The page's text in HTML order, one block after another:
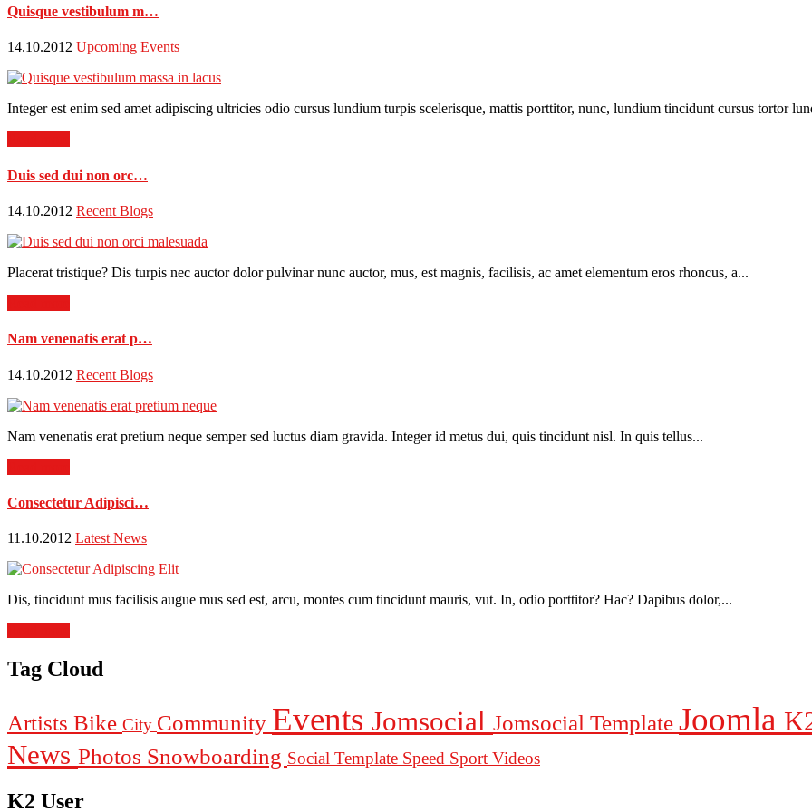
Quisque vestibulum m…
14.10.2012 Upcoming Events
Integer est enim sed amet adipiscing ultricies odio cursus lundium turpis scelerisque, mattis porttitor, nunc, lundium tincidunt cursus tortor
Duis sed dui non orc…
14.10.2012 Recent Blogs
Placerat tristique? Dis turpis nec auctor dolor pulvinar nunc auctor, mus, est magnis, facilisis, ac amet elementum eros rhoncus, a...
Nam venenatis erat p…
14.10.2012 Recent Blogs
Nam venenatis erat pretium neque semper sed luctus diam gravida. Integer id metus dui, quis tincidunt nisl. In quis tellus...
Consectetur Adipisci…
11.10.2012 Latest News
Dis, tincidunt mus facilisis augue mus sed est, arcu, montes cum tincidunt mauris, vut. In, odio porttitor? Hac? Dapibus dolor,...
Tag Cloud
Artists Bike City Community Events Jomsocial Jomsocial Template Joomla
News Photos Snowboarding Social Template Speed Sport Videos
K2 User